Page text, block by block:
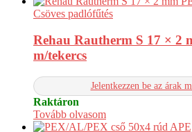
Csöves padlófűtés
Rehau Rautherm S 17 × 2
m/tekercs
Jelentkezzen be az árak
Raktáron
Tovább olvasom